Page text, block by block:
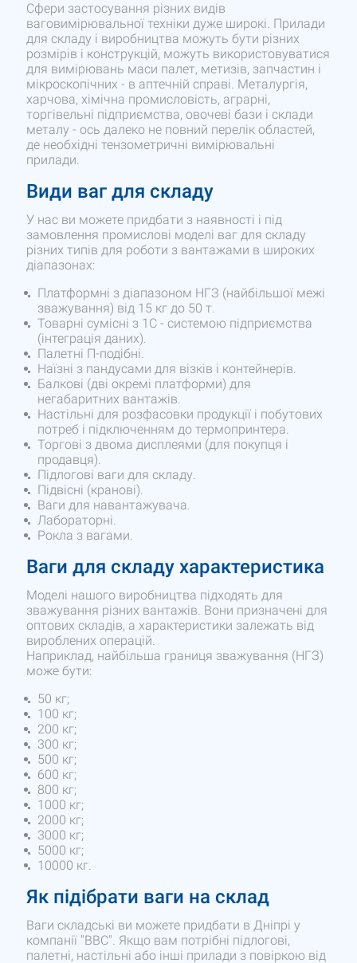
Сфери застосування різних видів
ваговимірювальної техніки дуже широкі. Прилади
для складу і виробництва можуть бути різних
розмірів і конструкцій, можуть використовуватися
для вимірювань маси палет, метизів, запчастин і
мікроскопічних - в аптечній справі. Металургія,
харчова, хімічна промисловість, аграрні,
торгівельні підприємства, овочеві бази і склади
металу - ось далеко не повний перелік областей,
де необхідні тензометричні вимірювальні
прилади.
Види ваг для складу
У нас ви можете придбати з наявності і під
замовлення промислові моделі ваг для складу
різних типів для роботи з вантажами в широких
діапазонах:
Платформні з діапазоном НГЗ (найбільшої межі
зважування) від 15 кг до 50 т.
Товарні сумісні з 1С - системою підприємства
(інтеграція даних).
Палетні П-подібні.
Наїзні з пандусами для візків і контейнерів.
Балкові (дві окремі платформи) для
негабаритних вантажів.
Настільні для розфасовки продукції і побутових
потреб і підключенням до термопринтера.
Торгові з двома дисплеями (для покупця і
продавця).
Підлогові ваги для складу.
Підвісні (кранові).
Ваги для навантажувача.
Лабораторні.
Рокла з вагами.
Ваги для складу характеристика
Моделі нашого виробництва підходять для
зважування різних вантажів. Вони призначені для
оптових складів, а характеристики залежать від
вироблених операцій.
Наприклад, найбільша границя зважування (НГЗ)
може бути:
50 кг;
100 кг;
200 кг;
300 кг;
500 кг;
600 кг;
800 кг;
1000 кг;
2000 кг;
3000 кг;
5000 кг;
10000 кг.
Як підібрати ваги на склад
Ваги складські ви можете придбати в Дніпрі у
компанії "ВВС". Якщо вам потрібні підлогові,
палетні, настільні або інші прилади з повіркою від